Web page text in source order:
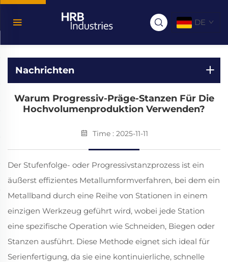
DE
Nachrichten
Warum Progressiv-Präge-Stanzen Für Die
Hochvolumenproduktion Verwenden?
Time : 2025-11-11
Der Stufenfolge- oder Progressivstanzprozess ist ein
äußerst effizientes Metallumformverfahren, bei dem ein
Metallband durch eine Reihe von Stationen in einem
einzigen Werkzeug geführt wird, wobei jede Station
eine spezifische Operation wie Schneiden, Biegen oder
Stanzen ausführt. Diese Methode eignet sich ideal für
Serienfertigung, da sie eine kontinuierliche, schnelle